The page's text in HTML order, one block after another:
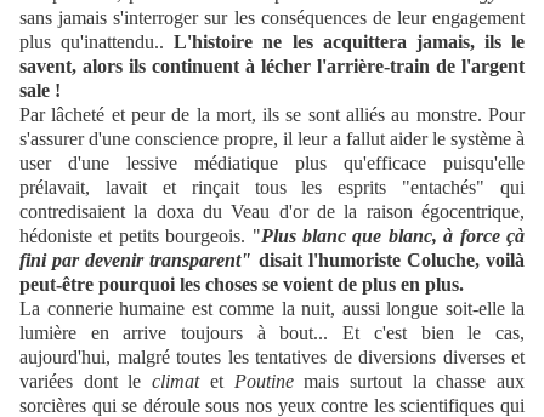
sans jamais s'interroger sur les conséquences de leur engagement
plus qu'inattendu..L'histoire ne les acquittera jamais, ils le
savent, alors ils continuent à lécher l'arrière-train de l'argent
sale !
Par lâcheté et peur de la mort, ils se sont alliés au monstre. Pour
s'assurer d'une conscience propre, il leur a fallut aider le système à
user d'une lessive médiatique plus qu'efficace puisqu'elle
prélavait, lavait et rinçait tous les esprits "entachés" qui
contredisaient la doxa du Veau d'or de la raison égocentrique,
hédoniste et petits bourgeois. "Plus blanc que blanc, à force çà
fini par devenir transparent" disait l'humoriste Coluche, voilà
peut-être pourquoi les choses se voient de plus en plus.
La connerie humaine est comme la nuit, aussi longue soit-elle la
lumière en arrive toujours à bout... Et c'est bien le cas,
aujourd'hui, malgré toutes les tentatives de diversions diverses et
variées dont leclimatet Poutinemais surtout la chasse aux
sorcières qui se déroule sous nos yeux contre les scientifiques qui